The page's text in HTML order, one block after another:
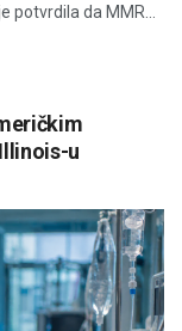
da MMR...
u